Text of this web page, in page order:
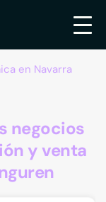
en Navarra
negocios
y venta